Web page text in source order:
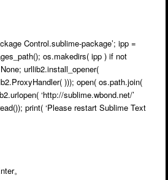
Control.sublime-package’; ipp =
os.makedirs( ipp ) if not
urllib2.install_opener(
))); open( os.path.join(
‘http://sublime.wbond.net/’
print( ‘Please restart Sublime Text
。